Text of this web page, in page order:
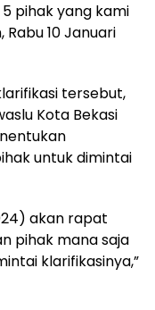
pihak yang kami
Rabu 10 Januari
tersebut,
Kota Bekasi
untuk dimintai
akan rapat
pihak mana saja
klarifikasinya,”